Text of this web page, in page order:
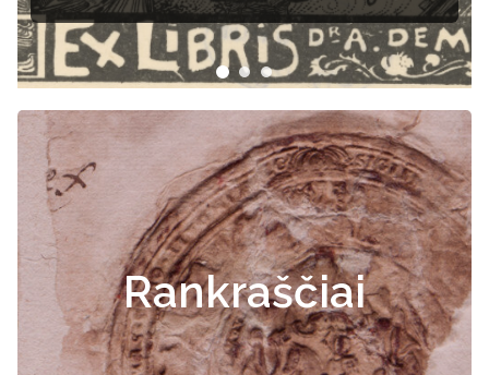
Rankraščiai